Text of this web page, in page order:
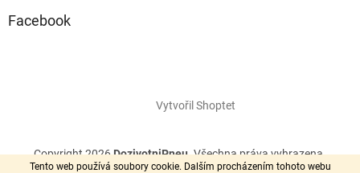
Tento web používá soubory cookie. Dalším procházením tohoto webu
Facebook
Vytvořil Shoptet
Copyright 2026DozivotniPneu. Všechna práva vyhrazena.